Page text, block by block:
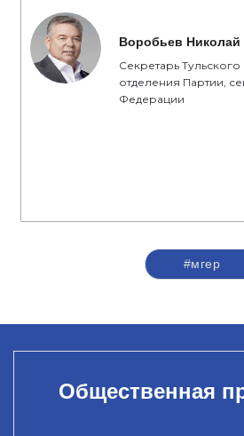
Воробьев
Секретарь
отделения Партии,
Федерации
#мгер
Общественная